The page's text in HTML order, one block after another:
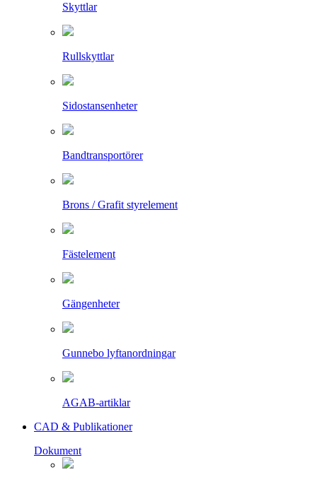
Skyttlar
Rullskyttlar
Sidostansenheter
Bandtransportörer
Brons / Grafit styrelement
Fästelement
Gängenheter
Gunnebo lyftanordningar
AGAB-artiklar
CAD & Publikationer
Dokument